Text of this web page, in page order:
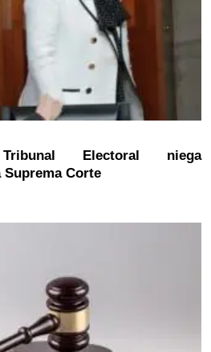
Electoral niega
Corte